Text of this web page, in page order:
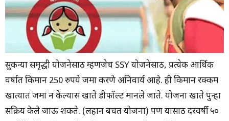
सुकन्या समृद्धी योजनेसाठी म्हणजेच SSY योजनेसाठी, प्रत्येक आर्थिक
वर्षात किमान 250 रुपये जमा करणे अनिवार्य आहे. ही किमान रक्कम
खात्यात जमा न केल्यास खाते डीफॉल्ट मानले जाते. योजना खाते पुन्हा
सक्रिय केले जाऊ शकते. (लहान बचत योजना) पण यासाठी दरवर्षी ५०